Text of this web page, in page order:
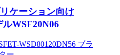
ケーション向け
WSF20N06